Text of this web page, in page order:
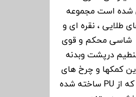
شده است مجموعه
طلایی ، نقره ای و
شاسی محکم و قوی
قابل تنطیم درپشت وبدنه
این کمکها و چرخ های
بسیار نرم و جدید با فناوری "Futuro ® Technology" که از PU ساخته شده